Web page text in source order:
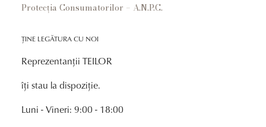
Protecția Consumatorilor – A.N.P.C.
ȚINE LEGĂTURA CU NOI
Reprezentanții TEILOR
îți stau la dispoziție.
Luni - Vineri: 9:00 - 18:00